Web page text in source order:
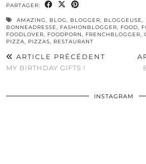
PARTAGER:
AMAZING, BLOG, BLOGGER, BLOGGEUSE,
BONNEADRESSE, FASHIONBLOGGER, FOOD,
FOODLOVER, FOODPORN, FRENCHBLOGGER,
PIZZA, PIZZAS, RESTAURANT
ARTICLE PRÉCÉDENT
MY BIRTHDAY GIFTS !
INSTAGRAM